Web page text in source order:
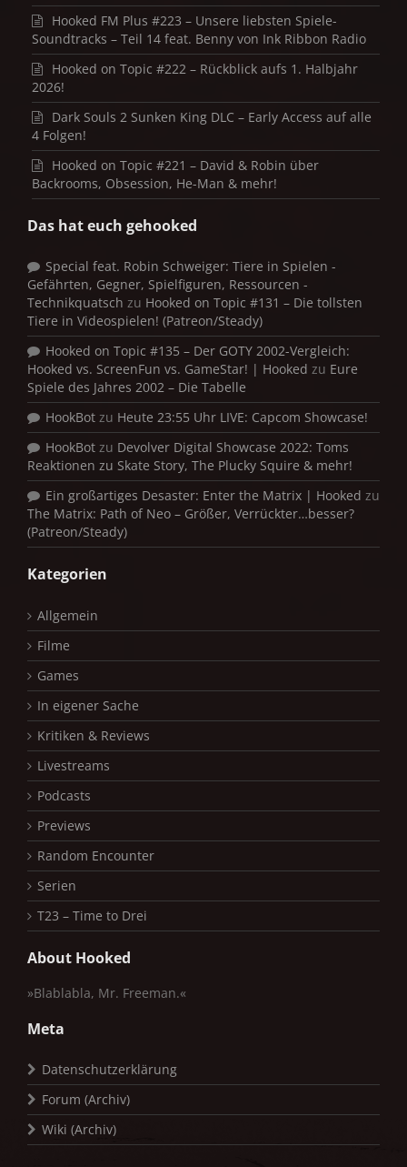
Hooked FM Plus #223 – Unsere liebsten Spiele-
Soundtracks – Teil 14 feat. Benny von Ink Ribbon Radio
Hooked on Topic #222 – Rückblick aufs 1. Halbjahr
2026!
Dark Souls 2 Sunken King DLC – Early Access auf alle
4 Folgen!
Hooked on Topic #221 – David & Robin über
Backrooms, Obsession, He-Man & mehr!
Das hat euch gehooked
Special feat. Robin Schweiger: Tiere in Spielen -
Gefährten, Gegner, Spielfiguren, Ressourcen -
Technikquatsch zu Hooked on Topic #131 – Die tollsten
Tiere in Videospielen! (Patreon/Steady)
Hooked on Topic #135 – Der GOTY 2002-Vergleich:
Hooked vs. ScreenFun vs. GameStar! | Hooked zu Eure
Spiele des Jahres 2002 – Die Tabelle
HookBot zu Heute 23:55 Uhr LIVE: Capcom Showcase!
HookBot zu Devolver Digital Showcase 2022: Toms
Reaktionen zu Skate Story, The Plucky Squire & mehr!
Ein großartiges Desaster: Enter the Matrix | Hooked zu
The Matrix: Path of Neo – Größer, Verrückter…besser?
(Patreon/Steady)
Kategorien
Allgemein
Filme
Games
In eigener Sache
Kritiken & Reviews
Livestreams
Podcasts
Previews
Random Encounter
Serien
T23 – Time to Drei
About Hooked
»Blablabla, Mr. Freeman.«
Meta
Datenschutzerklärung
Forum (Archiv)
Wiki (Archiv)